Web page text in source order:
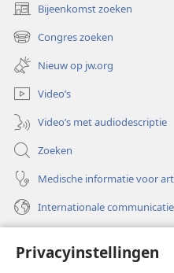
Privacyinstellingen
Bijeenkomst zoeken
(opent
nieuw
venster)
Congres zoeken
(opent
nieuw
venster)
Nieuw op jw.org
Video’s
Video’s met audiodescriptie
Zoeken
Medische informatie voor
Internationale communicatie